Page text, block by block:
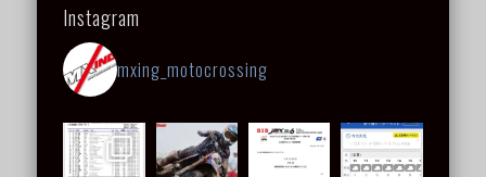
Instagram
mxing_motocrossing